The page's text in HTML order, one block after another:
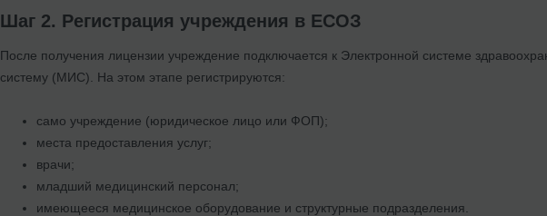
Шаг 2. Регистрация учреждения в ЕСОЗ
После получения лицензии учреждение подключается к Электронной системе
систему (МИС). На этом этапе регистрируются:
само учреждение (юридическое лицо или ФОП);
места предоставления услуг;
врачи;
младший медицинский персонал;
имеющееся медицинское оборудование и структурные подразделения.